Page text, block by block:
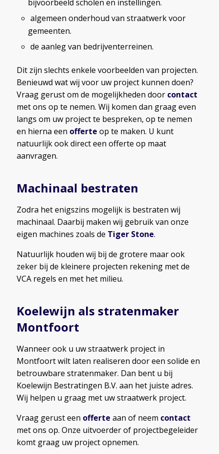
bijvoorbeeld scholen en instellingen.
algemeen onderhoud van straatwerk voor
gemeenten.
de aanleg van bedrijventerreinen.
Dit zijn slechts enkele voorbeelden van projecten.
Benieuwd wat wij voor uw project kunnen doen?
Vraag gerust om de mogelijkheden door contact
met ons op te nemen. Wij komen dan graag even
langs om uw project te bespreken, op te nemen
en hierna een offerte op te maken. U kunt
natuurlijk ook direct een offerte op maat
aanvragen.
Machinaal bestraten
Zodra het enigszins mogelijk is bestraten wij
machinaal. Daarbij maken wij gebruik van onze
eigen machines zoals de Tiger Stone.
Natuurlijk houden wij bij de grotere maar ook
zeker bij de kleinere projecten rekening met de
VCA regels en met het milieu.
Koelewijn als stratenmaker
Montfoort
Wanneer ook u uw straatwerk project in
Montfoort wilt laten realiseren door een solide en
betrouwbare stratenmaker. Dan bent u bij
Koelewijn Bestratingen B.V. aan het juiste adres.
Wij helpen u graag met uw straatwerk project.
Vraag gerust een offerte aan of neem contact
met ons op. Onze uitvoerder of projectbegeleider
komt graag uw project opnemen.